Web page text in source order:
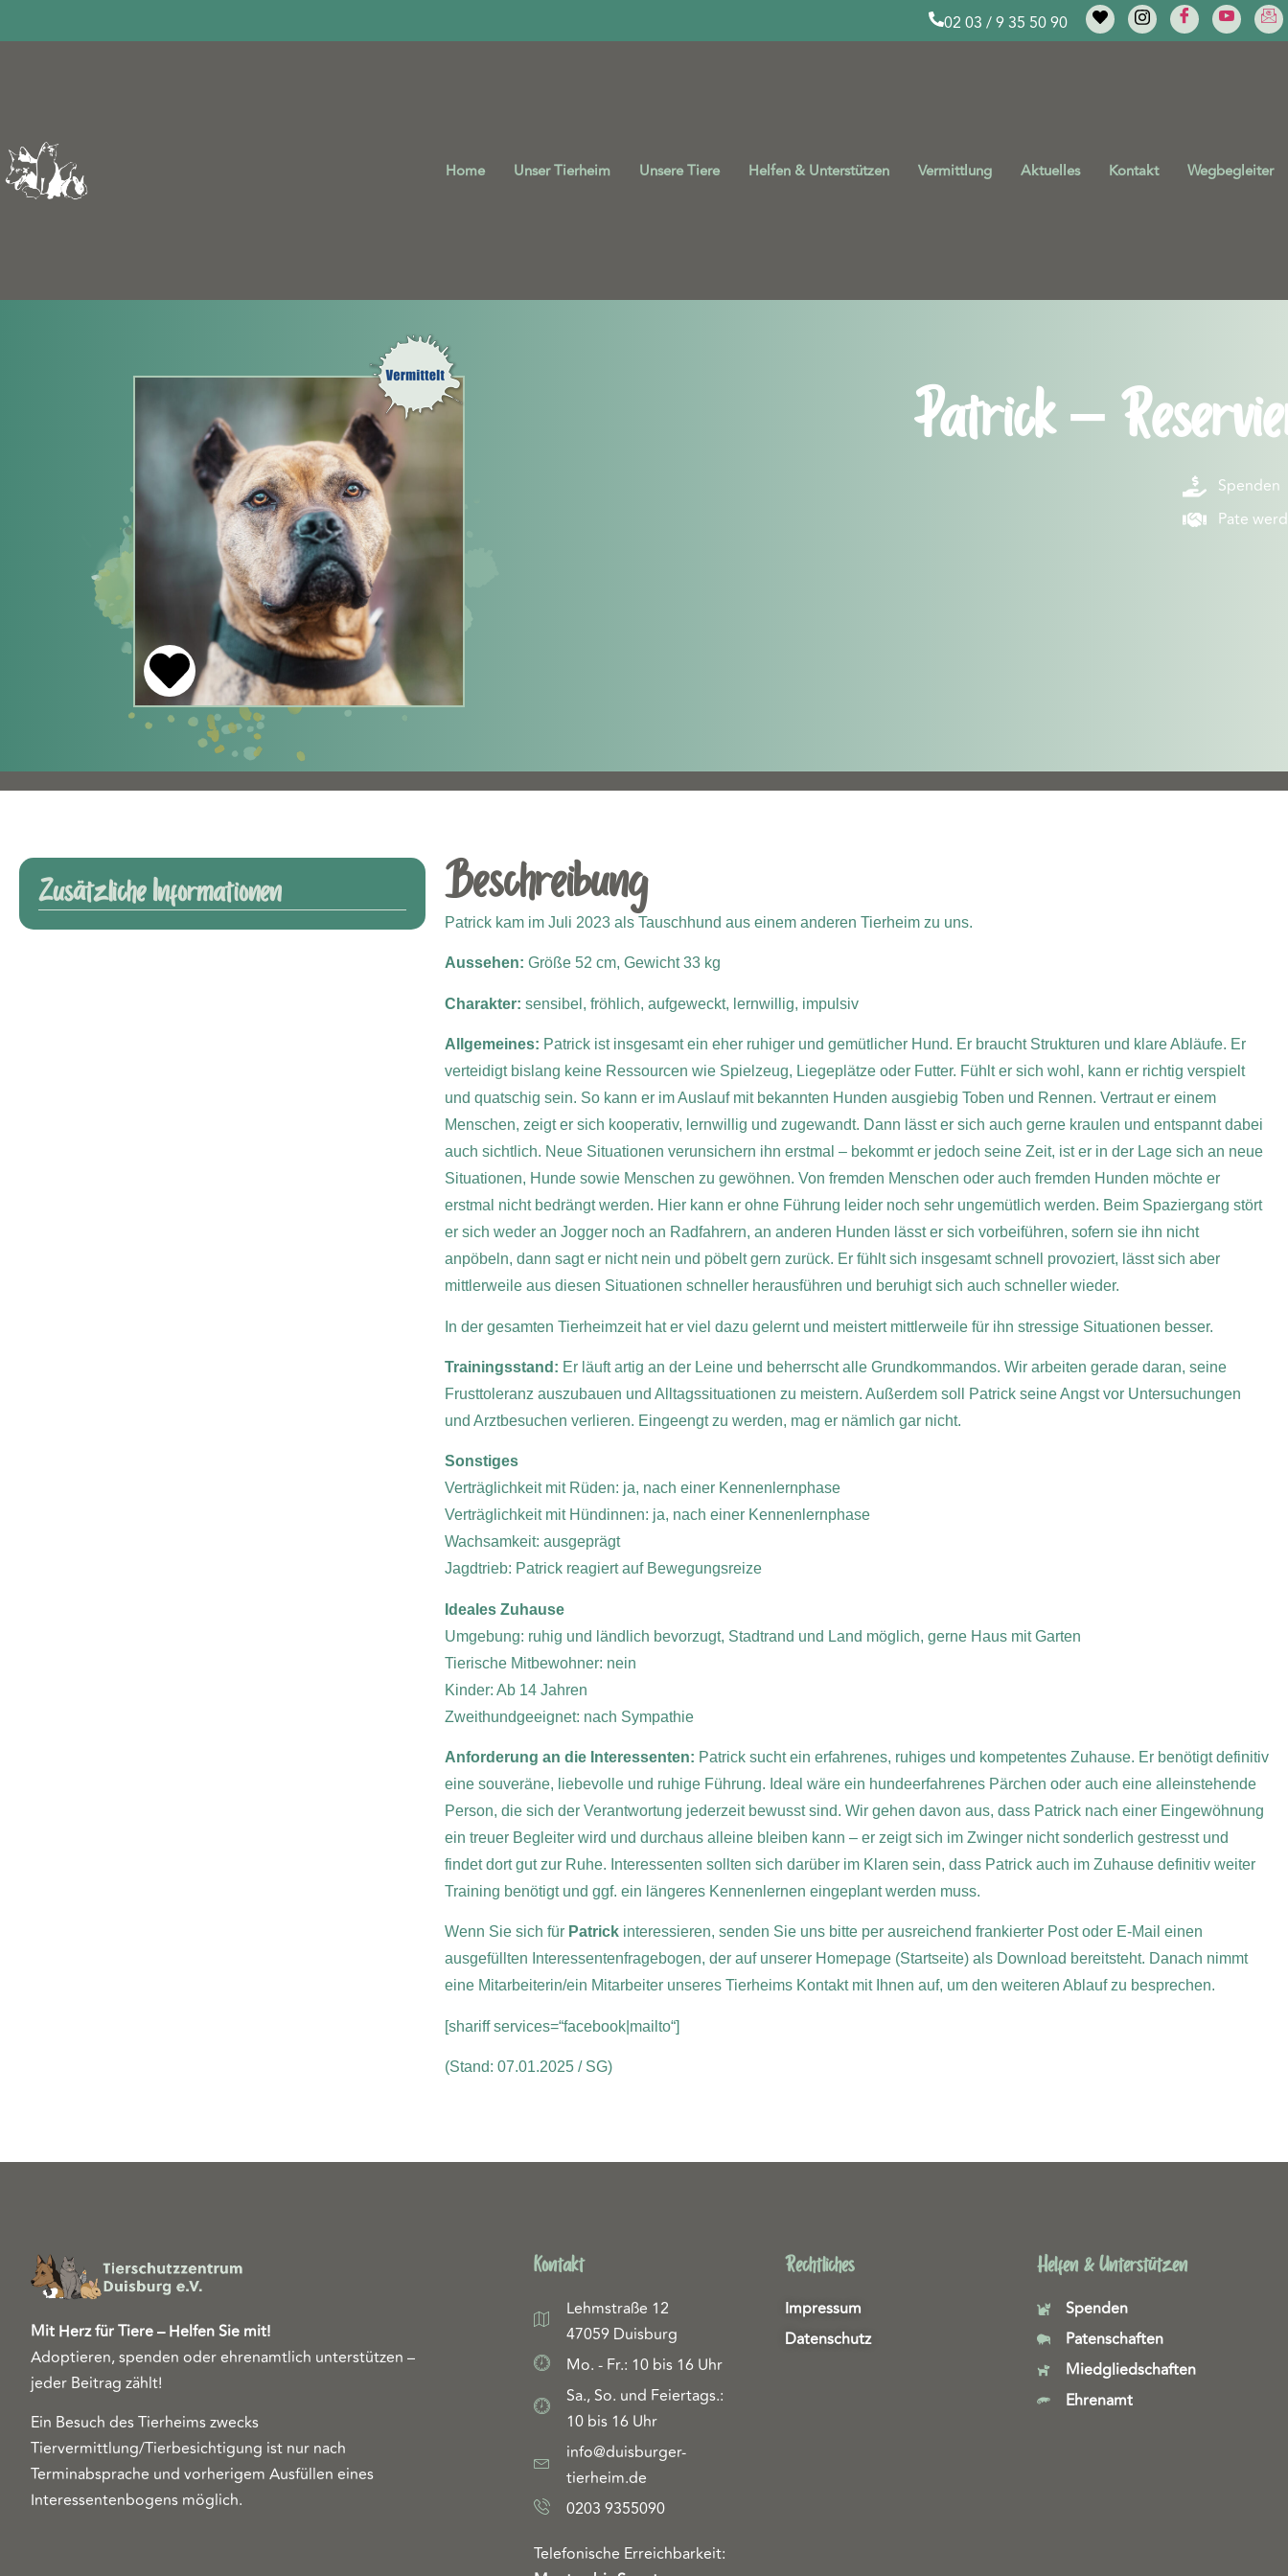
02 03 / 9 35 50 90
Home Unser Tierheim Unsere Tiere Helfen & Unterstützen Vermittlung Aktuelles Kontakt Wegbegleiter
Patrick –
Spenden
Pate
Zusätzliche Informationen Beschreibung
Patrick kam im Juli 2023 als Tauschhund aus einem anderen Tierheim zu uns.
Aussehen: Größe 52 cm, Gewicht 33 kg
Charakter: sensibel, fröhlich, aufgeweckt, lernwillig, impulsiv
Allgemeines: Patrick ist insgesamt ein eher ruhiger und gemütlicher Hund. Er braucht Strukturen und klare Abläufe. Er
verteidigt bislang keine Ressourcen wie Spielzeug, Liegeplätze oder Futter. Fühlt er sich wohl, kann er richtig verspielt
und quatschig sein. So kann er im Auslauf mit bekannten Hunden ausgiebig Toben und Rennen. Vertraut er einem
Menschen, zeigt er sich kooperativ, lernwillig und zugewandt. Dann lässt er sich auch gerne kraulen und entspannt dabei
auch sichtlich. Neue Situationen verunsichern ihn erstmal – bekommt er jedoch seine Zeit, ist er in der Lage sich an neue
Situationen, Hunde sowie Menschen zu gewöhnen. Von fremden Menschen oder auch fremden Hunden möchte er
erstmal nicht bedrängt werden. Hier kann er ohne Führung leider noch sehr ungemütlich werden. Beim Spaziergang stört
er sich weder an Jogger noch an Radfahrern, an anderen Hunden lässt er sich vorbeiführen, sofern sie ihn nicht
anpöbeln, dann sagt er nicht nein und pöbelt gern zurück. Er fühlt sich insgesamt schnell provoziert, lässt sich aber
mittlerweile aus diesen Situationen schneller herausführen und beruhigt sich auch schneller wieder.
In der gesamten Tierheimzeit hat er viel dazu gelernt und meistert mittlerweile für ihn stressige Situationen besser.
Trainingsstand: Er läuft artig an der Leine und beherrscht alle Grundkommandos. Wir arbeiten gerade daran, seine
Frusttoleranz auszubauen und Alltagssituationen zu meistern. Außerdem soll Patrick seine Angst vor Untersuchungen
und Arztbesuchen verlieren. Eingeengt zu werden, mag er nämlich gar nicht.
Sonstiges
Verträglichkeit mit Rüden: ja, nach einer Kennenlernphase
Verträglichkeit mit Hündinnen: ja, nach einer Kennenlernphase
Wachsamkeit: ausgeprägt
Jagdtrieb: Patrick reagiert auf Bewegungsreize
Ideales Zuhause
Umgebung: ruhig und ländlich bevorzugt, Stadtrand und Land möglich, gerne Haus mit Garten
Tierische Mitbewohner: nein
Kinder: Ab 14 Jahren
Zweithundgeeignet: nach Sympathie
Anforderung an die Interessenten: Patrick sucht ein erfahrenes, ruhiges und kompetentes Zuhause. Er benötigt definitiv
eine souveräne, liebevolle und ruhige Führung. Ideal wäre ein hundeerfahrenes Pärchen oder auch eine alleinstehende
Person, die sich der Verantwortung jederzeit bewusst sind. Wir gehen davon aus, dass Patrick nach einer Eingewöhnung
ein treuer Begleiter wird und durchaus alleine bleiben kann – er zeigt sich im Zwinger nicht sonderlich gestresst und
findet dort gut zur Ruhe. Interessenten sollten sich darüber im Klaren sein, dass Patrick auch im Zuhause definitiv weiter
Training benötigt und ggf. ein längeres Kennenlernen eingeplant werden muss.
Wenn Sie sich für Patrickinteressieren, senden Sie uns bitte per ausreichend frankierter Post oder E-Mail einen
ausgefüllten Interessentenfragebogen, der auf unserer Homepage (Startseite) als Download bereitsteht. Danach nimmt
eine Mitarbeiterin/ein Mitarbeiter unseres Tierheims Kontakt mit Ihnen auf, um den weiteren Ablauf zu besprechen.
[shariff services=“facebook|mailto“]
(Stand: 07.01.2025 / SG)
Mit Herz für Tiere – Helfen Sie mit!
Adoptieren, spenden oder ehrenamtlich unterstützen –
jeder Beitrag zählt!
Ein Besuch des Tierheims zwecks
Tiervermittlung/Tierbesichtigung ist nur nach
Terminabsprache und vorherigem Ausfüllen eines
Interessentenbogens möglich.
Kontakt
Lehmstraße 12
47059 Duisburg
Mo. - Fr.: 10 bis 16 Uhr
Sa., So. und Feiertags.:
10 bis 16 Uhr
info@duisburger-
tierheim.de
0203 9355090
Telefonische Erreichbarkeit:
Rechtliches
Impressum
Datenschutz
Helfen & Unterstützen
Spenden
Patenschaften
Miedgliedschaften
Ehrenamt